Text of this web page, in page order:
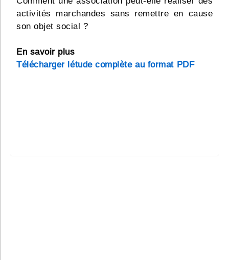
activités marchandes sans remettre en cause
son objet social ?
En savoir plus
Télécharger létude complète au format PDF